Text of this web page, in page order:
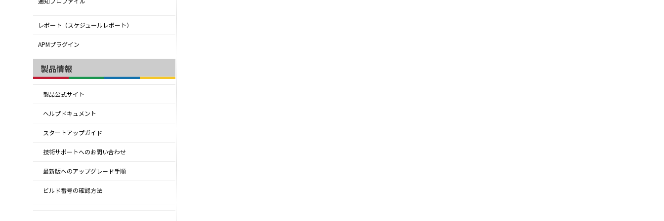
レポート（スケジュールレポート）
APMプラグイン
製品情報
製品公式サイト
ヘルプドキュメント
スタートアップガイド
技術サポートへのお問い合わせ
最新版へのアップグレード手順
ビルド番号の確認方法